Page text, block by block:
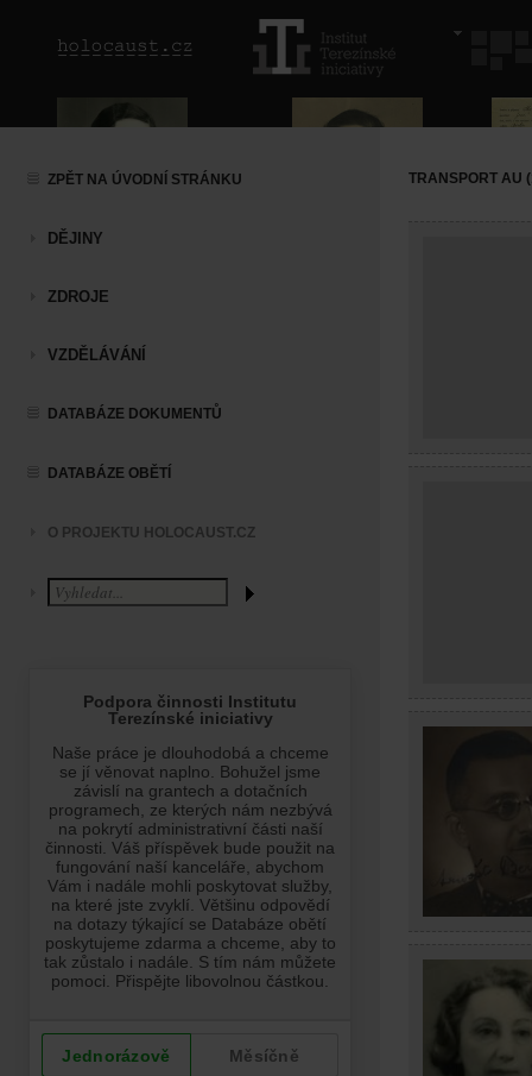
ZPĚT NA ÚVODNÍ STRÁNKU
DĚJINY
ZDROJE
VZDĚLÁVÁNÍ
DATABÁZE DOKUMENTŮ
DATABÁZE OBĚTÍ
O PROJEKTU HOLOCAUST.CZ
TRANSPORT AU